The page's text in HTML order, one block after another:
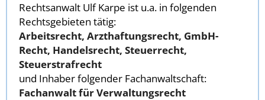
Rechtsanwalt Ulf Karpe ist u.a. in folgenden
Rechtsgebieten tätig:
Arbeitsrecht, Arzthaftungsrecht, GmbH-
Recht, Handelsrecht, Steuerrecht,
Steuerstrafrecht
und Inhaber folgender Fachanwaltschaft:
Fachanwalt für Verwaltungsrecht